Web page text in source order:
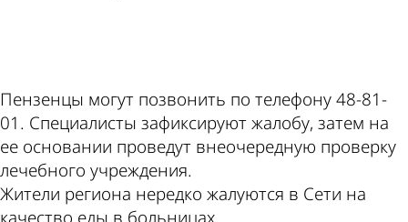
Пензенцы могут позвонить по телефону 48-81-
01. Специалисты зафиксируют жалобу, затем на
ее основании проведут внеочередную проверку
лечебного учреждения.
Жители региона нередко жалуются в Сети на